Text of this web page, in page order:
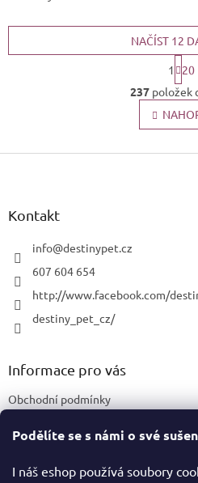
Podělíte se s námi o své
I náš eshop používá soubory
O
v
l
á
ý
NAČÍST 12
S
t
r
á
n
k
v
1
20
237 položek
Kontakt
info@destinypet.cz
607 604 654
http://www.facebook.com/
destiny_pet_cz/
Informace pro vás
Obchodní podmínky
Certifikace a označení produktů